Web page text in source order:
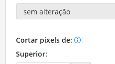
Cortar pixels de:
Superior: